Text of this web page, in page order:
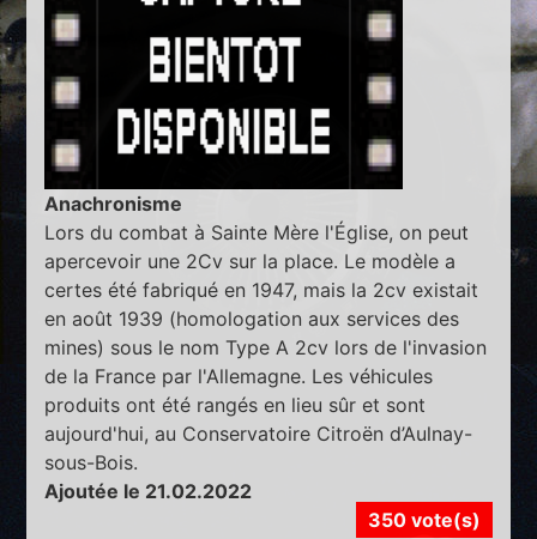
Anachronisme
Lors du combat à Sainte Mère l'Église, on peut
apercevoir une 2Cv sur la place. Le modèle a
certes été fabriqué en 1947, mais la 2cv existait
en août 1939 (homologation aux services des
mines) sous le nom Type A 2cv lors de l'invasion
de la France par l'Allemagne. Les véhicules
produits ont été rangés en lieu sûr et sont
aujourd'hui, au Conservatoire Citroën d’Aulnay-
sous-Bois.
Ajoutée le 21.02.2022
350 vote(s)